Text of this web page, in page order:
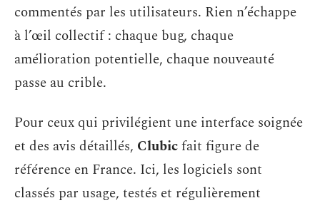
commentés par les utilisateurs. Rien n’échappe
à l’œil collectif : chaque bug, chaque
amélioration potentielle, chaque nouveauté
passe au crible.
Pour ceux qui privilégient une interface soignée
et des avis détaillés, Clubicfait figure de
référence en France. Ici, les logiciels sont
classés par usage, testés et régulièrement